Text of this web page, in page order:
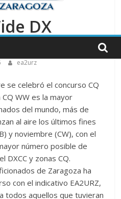
escuchar en el YOTA
DX
ea2urz
se celebró el concurso CQ
WW es la mayor
del mundo, más de
al aire los últimos fines
y noviembre (CW), con el
número posible de
DXCC y zonas CQ.
de Zaragoza ha
con el indicativo EA2URZ,
todos aquellos que tuvieran